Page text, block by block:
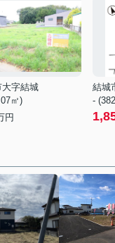
大字結城
㎡)
円
結城
-